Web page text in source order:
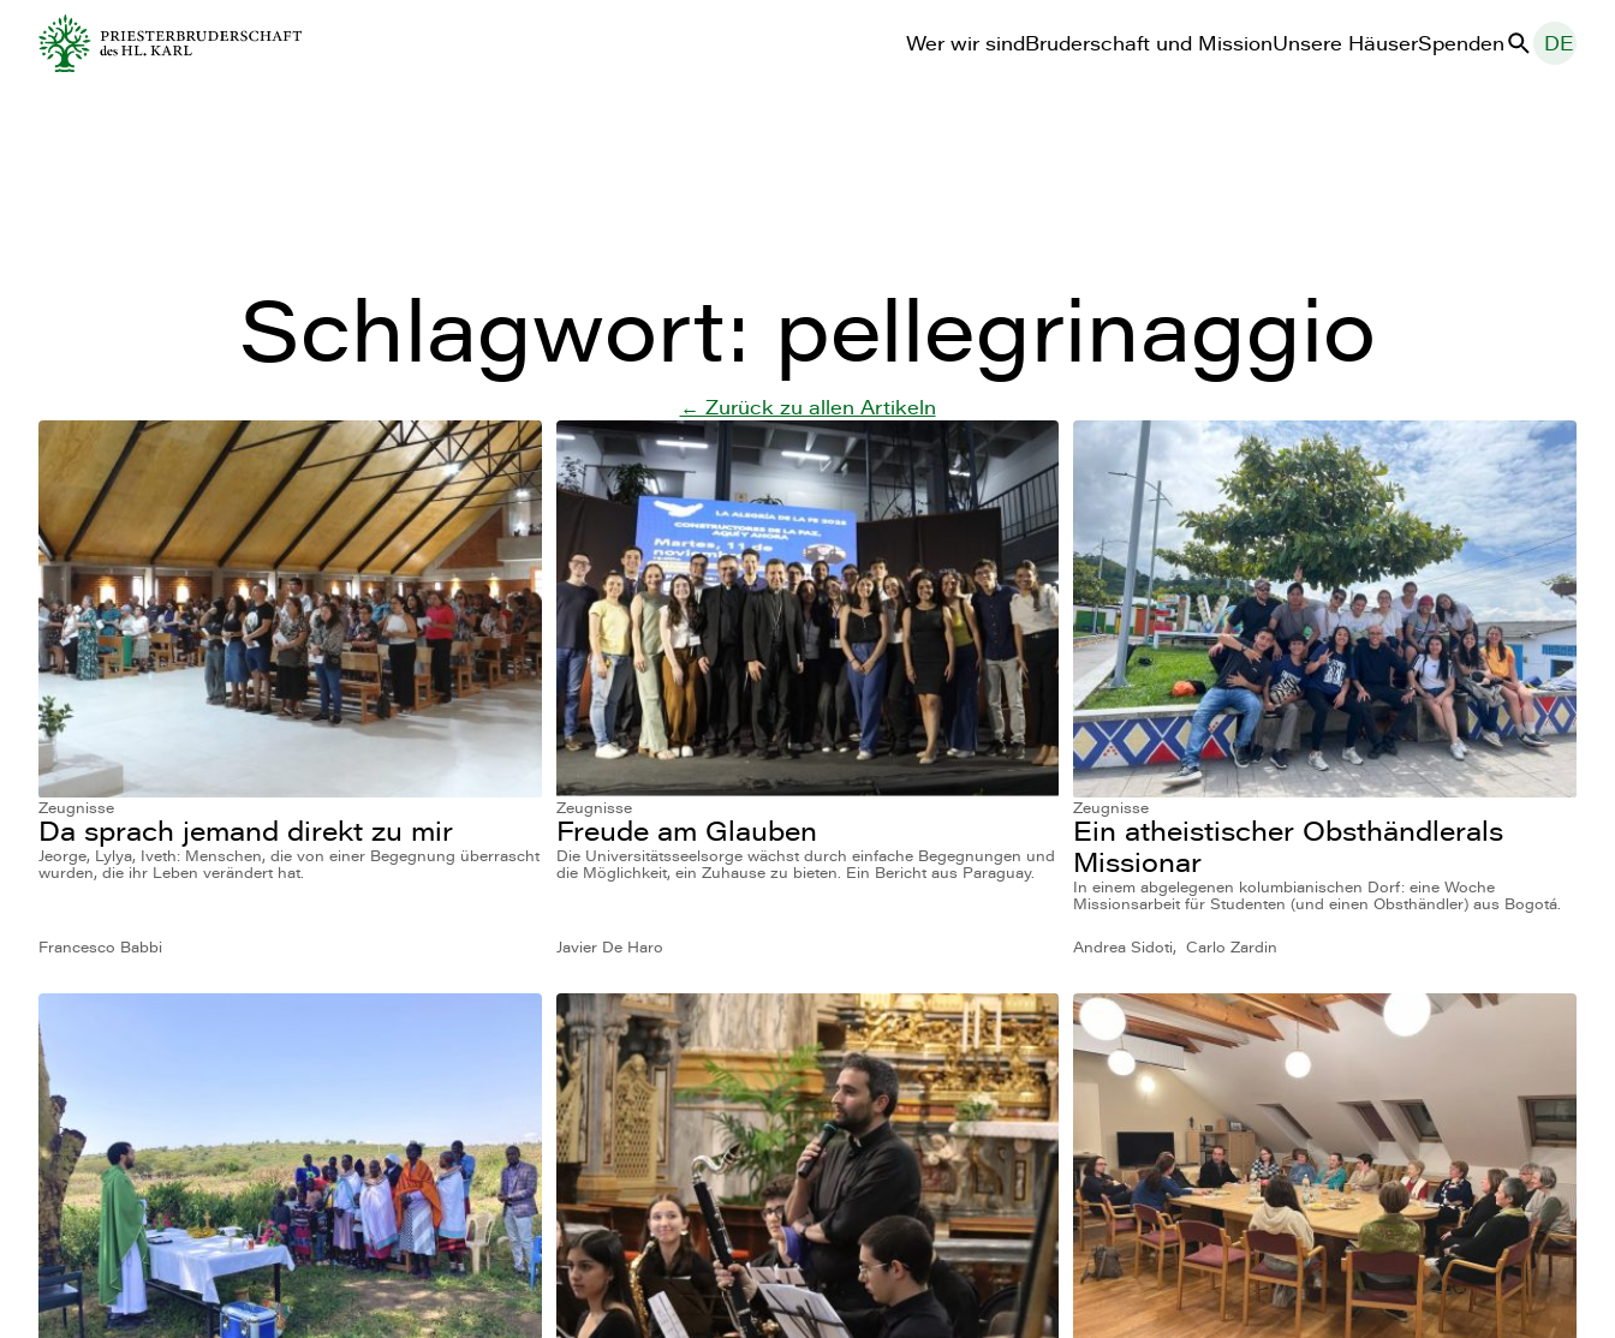
Wer wir sindBruderschaft und MissionUnsere HäuserSpenden Suche
DE
Schlagwort: pellegrinaggio
← Zurück zu allen Artikeln
Zeugnisse
Da sprach jemand direkt zu mir
Jeorge, Lylya, Iveth: Menschen, die von einer Begegnung überrascht
wurden, die ihr Leben verändert hat.
Francesco Babbi
Zeugnisse
Freude am Glauben
Die Universitätsseelsorge wächst durch einfache Begegnungen und
die Möglichkeit, ein Zuhause zu bieten. Ein Bericht aus Paraguay.
Javier De Haro
Zeugnisse
Ein atheistischer Obsthändlerals
Missionar
In einem abgelegenen kolumbianischen Dorf: eine Woche
Missionsarbeit für Studenten (und einen Obsthändler) aus Bogotá.
Andrea Sidoti Carlo Zardin